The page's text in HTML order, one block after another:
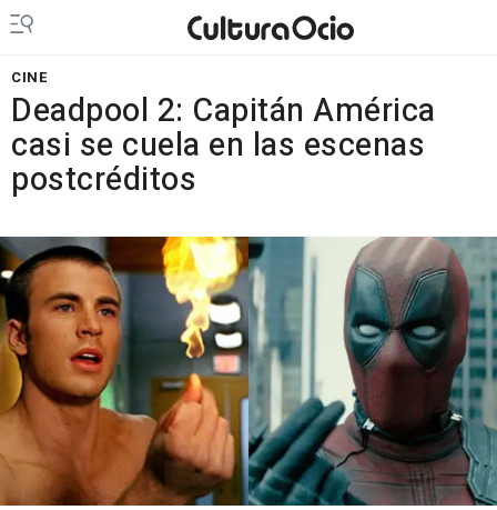
CINE
Deadpool 2: Capitán América
casi se cuela en las escenas
postcréditos